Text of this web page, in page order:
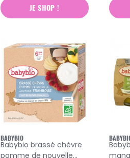
JE SHOP !
BABYBIO
Babybio brassé chèvre
pomme de nouvelle